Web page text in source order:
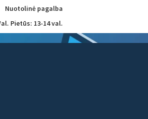
Nuotolinė pagalba
Pietūs: 13-14 val.